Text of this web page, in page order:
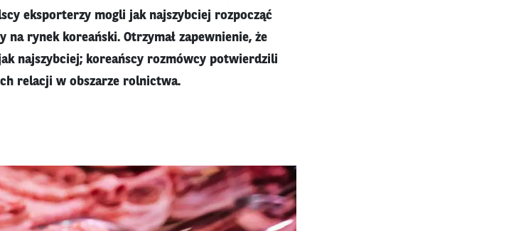
eksporterzy mogli jak najszybciej rozpocząć
rynek koreański. Otrzymał zapewnienie, że
najszybciej; koreańscy rozmówcy potwierdzili
relacji w obszarze rolnictwa.